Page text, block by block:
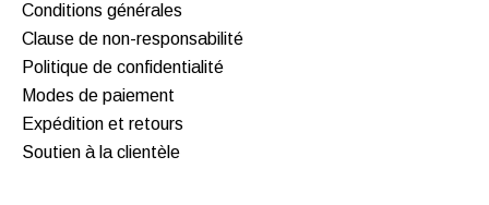
Conditions générales
Clause de non-responsabilité
Politique de confidentialité
Modes de paiement
Expédition et retours
Soutien à la clientèle